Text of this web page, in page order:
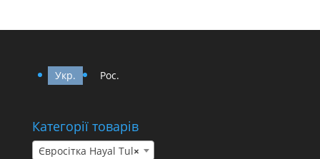
Укр. Рос.
Категорії товарів
×
Євросітка Hayal Tul